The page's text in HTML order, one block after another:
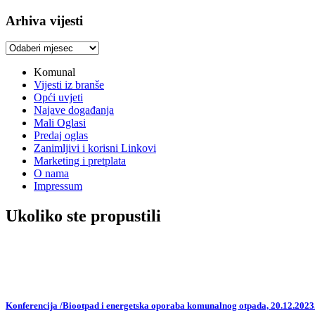
Arhiva vijesti
Arhiva
Komunal
Vijesti iz branše
Opći uvjeti
Najave događanja
Mali Oglasi
Predaj oglas
Zanimljivi i korisni Linkovi
Marketing i pretplata
O nama
Impressum
Ukoliko ste propustili
Konferencija /Biootpad i energetska oporaba komunalnog otpada,